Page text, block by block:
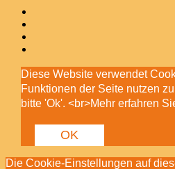
Diese Website verwendet
Funktionen der Seite nutzen
bitte 'Ok'. <br>Mehr erfahren
OK
Die Cookie-Einstellungen auf